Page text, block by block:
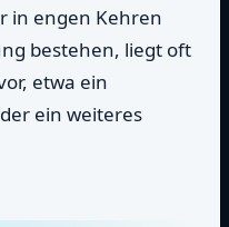
in engen Kehren
bestehen, liegt oft
etwa ein
ein weiteres